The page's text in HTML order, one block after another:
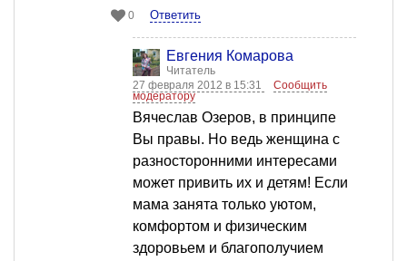
0 Ответить
Евгения Комарова
Читатель
27 февраля 2012 в 15:31
Сообщить
модератору
Вячеслав Озеров, в принципе
Вы правы. Но ведь женщина с
разносторонними интересами
может привить их и детям! Если
мама занята только уютом,
комфортом и физическим
здоровьем и благополучием